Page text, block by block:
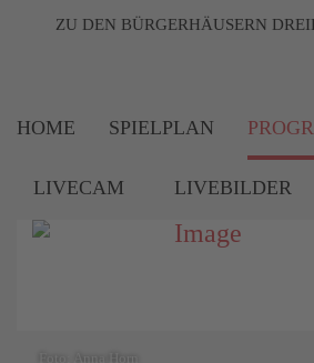
ZU DEN BÜRGERHÄUSERN
HOME SPIELPLAN
LIVECAM LIVEBILDER